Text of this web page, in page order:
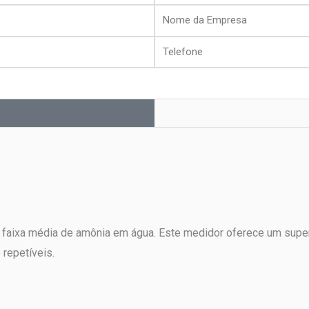
Nome
da
Empresa
Telefone
média de amônia em água. Este medidor oferece um
repetíveis.